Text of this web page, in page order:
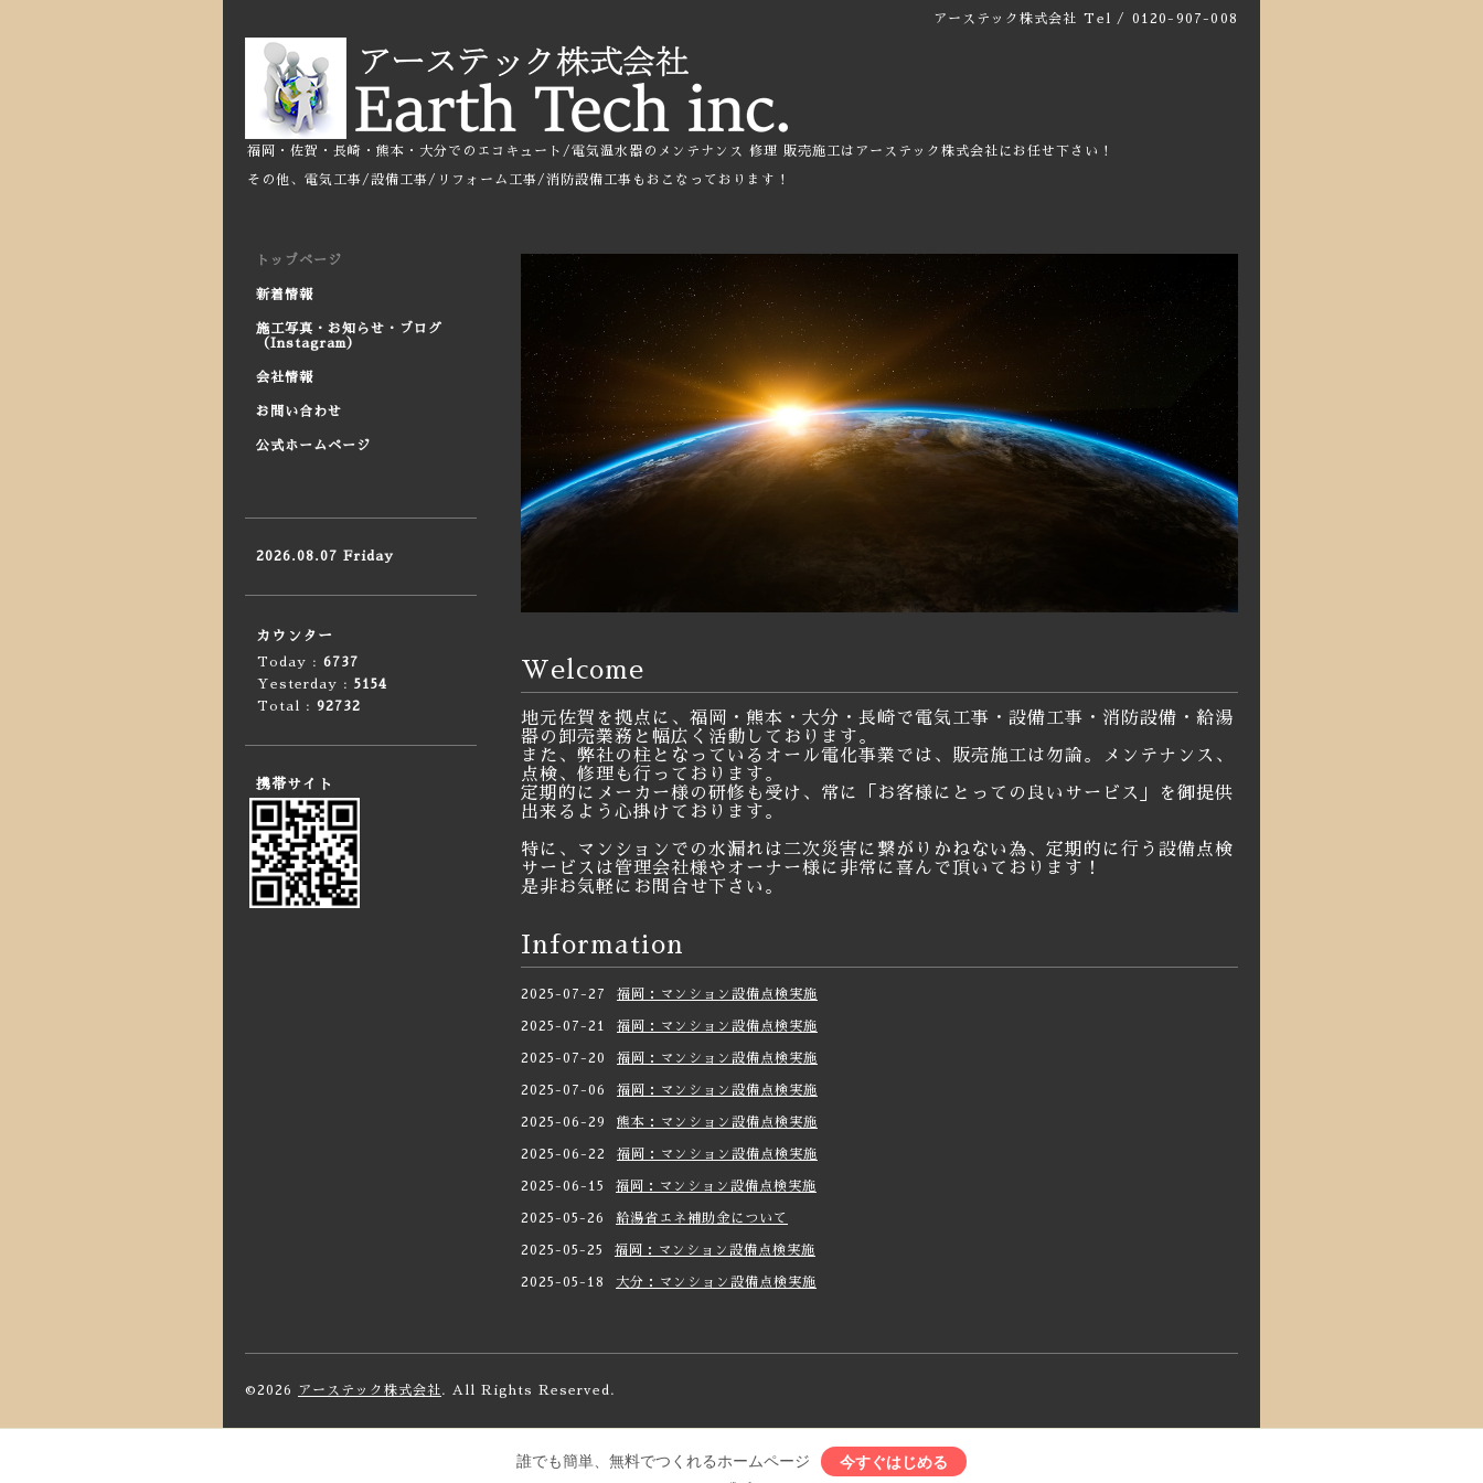
アーステック株式会社 Tel / 0120-907-008
福岡・佐賀・長崎・熊本・大分でのエコキュート/電気温水器のメンテナンス 修理 販売施工はアーステック株式会社にお任せ下さい！
その他、電気工事/設備工事/リフォーム工事/消防設備工事もおこなっております！
Welcome
地元佐賀を拠点に、福岡・熊本・大分・長崎で電気工事・設備工事・消防設備・給湯
器の卸売業務と幅広く活動しております。
また、弊社の柱となっているオール電化事業では、販売施工は勿論。メンテナンス、
点検、修理も行っております。
定期的にメーカー様の研修も受け、常に「お客様にとっての良いサービス」を御提供
出来るよう心掛けております。
特に、マンションでの水漏れは二次災害に繋がりかねない為、定期的に行う 設備点検
サービスは管理会社様やオーナー様に非常に喜んで頂いております！
是非お気軽にお問合せ下さい。
Information
2025-07-27 福岡：マンション設備点検実施
2025-07-21 福岡：マンション設備点検実施
2025-07-20 福岡：マンション設備点検実施
2025-07-06 福岡：マンション設備点検実施
2025-06-29 熊本：マンション設備点検実施
2025-06-22 福岡：マンション設備点検実施
2025-06-15 福岡：マンション設備点検実施
2025-05-26 給湯省エネ補助金について
2025-05-25 福岡：マンション設備点検実施
2025-05-18 大分：マンション設備点検実施
トップページ
新着情報
施工写真・お知らせ・ブログ
（Instagram）
会社情報
お問い合わせ
公式ホームページ
2026.08.07 Friday
カウンター
Today : 6737
Yesterday : 5154
Total : 92732
携帯サイト
©2026 アーステック株式会社. All Rights Reserved.
誰でも簡単、無料でつくれるホームページ 今すぐはじめる